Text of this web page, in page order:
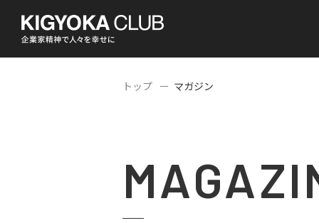
トップ マガジン